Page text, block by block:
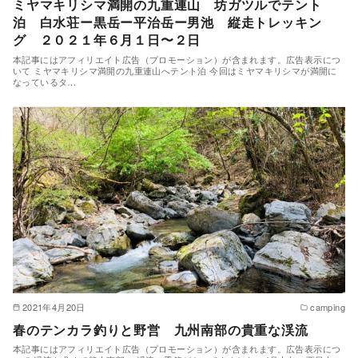
ミヤマキリシマ満開の九重連山 坊ガツルでテント
泊 白水荘ー黒岳ー平治岳ー男池 縦走トレッキン
グ ２０２１年６月１日〜２日
本記事にはアフィリエイト広告（プロモーション）が含まれます。広告表示につ
いて ミヤマキリシマ満開の九重連山へテント泊 今回はミヤマキリシマが満開に
なっているタ…
2021年4月20日 camping
春のテンカラ釣りと野営 九州南部の貴重な渓流
本記事にはアフィリエイト広告（プロモーション）が含まれます。広告表示につ